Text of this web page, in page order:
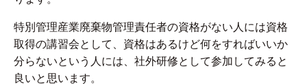
特別管理産業廃棄物管理責任者の資格がない人には資格
取得の講習会として、資格はあるけど何をすればいいか
分らないという人には、社外研修として参加してみると
良いと思います。